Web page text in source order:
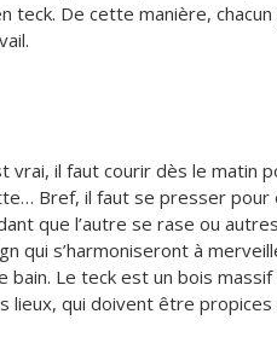
teck. De cette manière,
vrai, il faut courir dès le
Bref, il faut se presser
que l’autre se rase ou
qui s’harmoniseront à
Le teck est un bois
lieux, qui doivent être